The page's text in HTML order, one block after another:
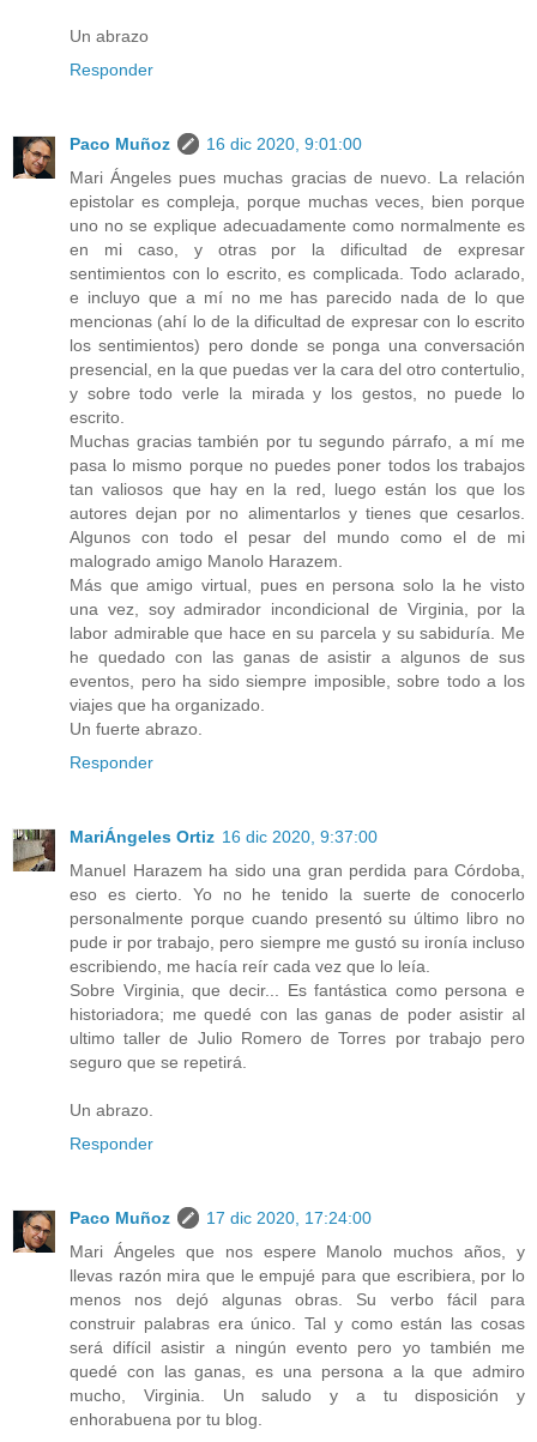
Un abrazo
Responder
Paco Muñoz
16 dic 2020, 9:01:00
Mari Ángeles pues muchas gracias de nuevo. La relación
epistolar es compleja, porque muchas veces, bien porque
uno no se explique adecuadamente como normalmente es
en mi caso, y otras por la dificultad de expresar
sentimientos con lo escrito, es complicada. Todo aclarado,
e incluyo que a mí no me has parecido nada de lo que
mencionas (ahí lo de la dificultad de expresar con lo escrito
los sentimientos) pero donde se ponga una conversación
presencial, en la que puedas ver la cara del otro contertulio,
y sobre todo verle la mirada y los gestos, no puede lo
escrito.
Muchas gracias también por tu segundo párrafo, a mí me
pasa lo mismo porque no puedes poner todos los trabajos
tan valiosos que hay en la red, luego están los que los
autores dejan por no alimentarlos y tienes que cesarlos.
Algunos con todo el pesar del mundo como el de mi
malogrado amigo Manolo Harazem.
Más que amigo virtual, pues en persona solo la he visto
una vez, soy admirador incondicional de Virginia, por la
labor admirable que hace en su parcela y su sabiduría. Me
he quedado con las ganas de asistir a algunos de sus
eventos, pero ha sido siempre imposible, sobre todo a los
viajes que ha organizado.
Un fuerte abrazo.
Responder
MariÁngeles Ortiz 16 dic 2020, 9:37:00
Manuel Harazem ha sido una gran perdida para Córdoba,
eso es cierto. Yo no he tenido la suerte de conocerlo
personalmente porque cuando presentó su último libro no
pude ir por trabajo, pero siempre me gustó su ironía incluso
escribiendo, me hacía reír cada vez que lo leía.
Sobre Virginia, que decir... Es fantástica como persona e
historiadora; me quedé con las ganas de poder asistir al
ultimo taller de Julio Romero de Torres por trabajo pero
seguro que se repetirá.
Un abrazo.
Responder
Paco Muñoz
17 dic 2020, 17:24:00
Mari Ángeles que nos espere Manolo muchos años, y
llevas razón mira que le empujé para que escribiera, por lo
menos nos dejó algunas obras. Su verbo fácil para
construir palabras era único. Tal y como están las cosas
será difícil asistir a ningún evento pero yo también me
quedé con las ganas, es una persona a la que admiro
mucho, Virginia. Un saludo y a tu disposición y
enhorabuena por tu blog.